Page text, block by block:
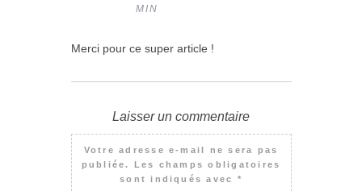
MIN
Merci pour ce super article !
Laisser un commentaire
Votre adresse e-mail ne sera pas
publiée.
Les champs obligatoires
sont indiqués avec *